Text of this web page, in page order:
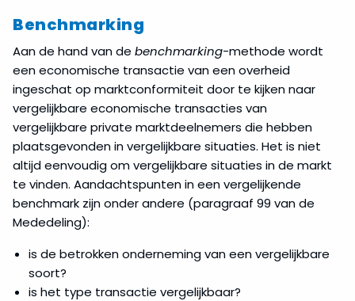
Benchmarking
Aan de hand van de benchmarking-methode wordt
een economische transactie van een overheid
ingeschat op marktconformiteit door te kijken naar
vergelijkbare economische transacties van
vergelijkbare private marktdeelnemers die hebben
plaatsgevonden in vergelijkbare situaties. Het is niet
altijd eenvoudig om vergelijkbare situaties in de markt
te vinden. Aandachtspunten in een vergelijkende
benchmark zijn onder andere (paragraaf 99 van de
Mededeling):
is de betrokken onderneming van een vergelijkbare
soort?
is het type transactie vergelijkbaar?